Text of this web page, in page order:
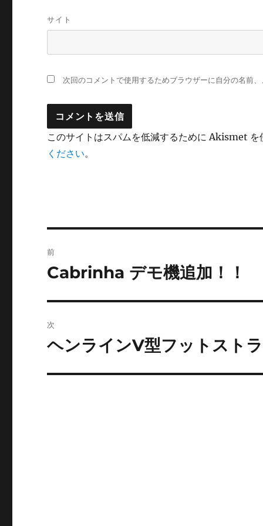
サイト
次回のコメントで使用するためブラウザーに自分の名前
このサイトはスパムを低減するために Akismet を
ください。
稿
ゲ
前
前
投
稿:
Cabrinha デモ機追加！！
次
次
投
ヘンラインV型フットスト